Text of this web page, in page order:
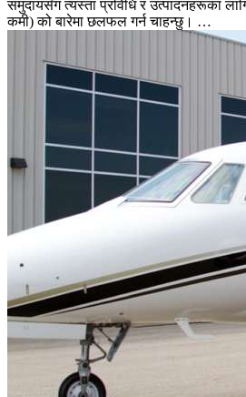
समुदायसँग त्यस्ता प्रविधि र उत्पादनहरूका
कमी) को बारेमा छलफल गर्न चाहन्छु। …